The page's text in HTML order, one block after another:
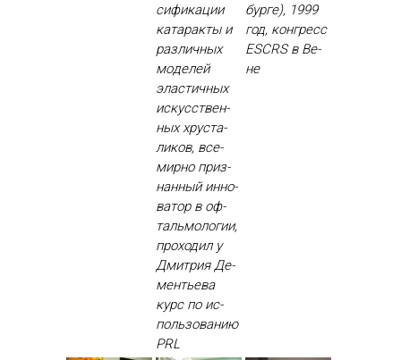
си­фика­ции
ка­тарак­ты и
раз­личных
мо­делей
элас­тичных
ис­кусс­твен­
ных хрус­та­
ликов, все­
мир­но приз­
нанный ин­но­
ватор в оф­
таль­мо­логии,
про­ходил у
Дмит­рия Де­
менть­ева
курс по ис­
поль­зо­ванию
PRL
бурге), 1999
год, кон­гресс
ESCRS в Ве­
не